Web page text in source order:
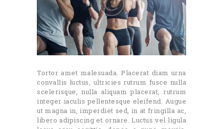
Tortor amet malesuada. Placerat diam urna
convallis luctus, ultricies rutrum fusce nulla
scelerisque, nulla aliquam placerat, rutrum
integer iaculis pellentesque eleifend. Augue
ut magna in, imperdiet sed, in at fringilla ac,
libero adipiscing et ornare. Luctus vel ligula